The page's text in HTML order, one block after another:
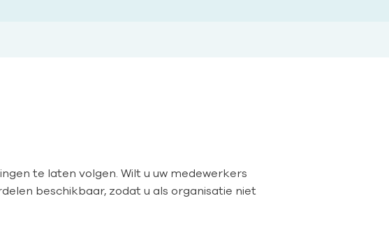
te laten volgen. Wilt u uw medewerkers
beschikbaar, zodat u als organisatie niet